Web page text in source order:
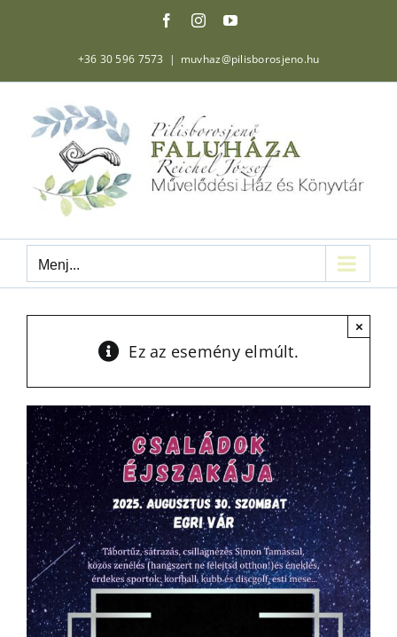
FacebookInstagramYouTube
+36 30 596 7573 | muvhaz@pilisborosjeno.hu
Menj...
Ez az esemény elmúlt.
×